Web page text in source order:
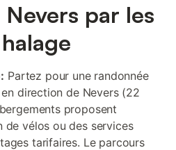
par les
Partez pour une randonnée
direction de Nevers (22
proposent
de vélos ou des services
tarifaires. Le parcours